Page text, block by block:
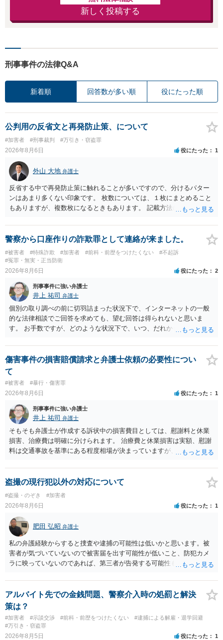
新しく投稿する
刑事事件の法律Q&A
新着順 回答数が多い順 役にたった順
公判用の反省文と再発防止策、について
#加害者 #刑事裁判 #万引き・窃盗罪
2026年8月6日 役にたった 1
外山 大地 弁護士
反省する中で再発防止策に触れることが多いですので、分けるパター
ンはあまり多くない印象です。 枚数については、１枚にまとめること
もありますが、複数枚になるときもあります。 記載方法については、
います。 したがいまして、いずれも良いかと考えます。
警察から口座作りの詐欺罪として連絡が来ました。
#被害者 #特殊詐欺 #加害者 #前科・前歴をつけたくない
#不起訴
#冤罪・無実・正当防衛
2026年8月6日 役にたった 2
刑事事件に強い弁護士
井上 祐司 弁護士
個別の取り調べの前に切羽詰まった状況下で、インターネットの一般
的な法律相談でご回答を求めても、望む回答は得られないと思いま
す。 お手数ですが、どのような状況下で、いつ、だれからどのような
の程度だと聞いているのかということについて、お近くで詳細な法律
相談を受けられたうえで対処方法を探された方がよいと思われます。
一般論でいえば、任意取り調べの場合、ＩＣレコーダーを持参して取
り調べ内容を録音することは必須だと考えます。
傷害事件の損害賠償請求と弁護士依頼の必要性につい
て
#被害者 #暴行・傷害罪
2026年8月6日 役にたった 1
刑事事件に強い弁護士
井上 祐司 弁護士
そもそも弁護士が作成する訴状中の損害費目としては、慰謝料と休業
損害、治療費は明確に分けられます。 治療費と休業損害は実額、慰謝
料は交通事故を基準にある程度相場が決まっていますが、全治１０日
ます。 そうすると、弁護士に依頼した場合はおそらく高い確率で費用
倒れ（回収しても全額弁護士費用となる）となる可能性が高いものと
予想します。 本人訴訟で進める場合には、すでに刑事手続が終了して
いる以上、相手方に資力がないことが多く回収できないケースが多い
（そのため、刑事事件の手続き中に、不本意ではあっても加害者の身
体拘束と、処分待ちという状況を利用して、被害弁償を受けておくこ
とが有効である場合が多い）ことを考慮しておく必要があります。
盗撮の現行犯以外の対応について
#盗撮・のぞき #加害者
2026年8月6日 役にたった 1
肥田 弘昭 弁護士
私の弁護経験からすると捜査や逮捕の可能性は低いかと思います。被
害者が気づいていないので被害届を出す可能性が低いこと、防犯カメ
ラに映っていないのであれば、第三者が告発する可能性も低いこと、
座る女性を盗撮(全体像写真1枚と5秒程度の動画)してしまいました。下
着や胸など強調したものではありません。」とありますが、少なくと
も捜査段階では性的姿態等撮影罪の被疑事実で逮捕勾留されるケース
が私の弁護経験では多くなった印象です（最終的には不起訴ないし各
都道府県の迷惑防止条例違反になることもあります）。2度としないこ
とをお勧めいたします。ご参考にしてください。
アルバイト先での金銭問題、警察介入時の処罰と解決
策は？
#加害者 #示談交渉 #前科・前歴をつけたくない
#逮捕による解雇・退学回避
#万引き・窃盗罪
2026年8月5日 役にたった 1